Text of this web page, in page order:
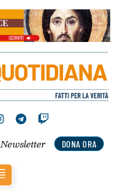
DONA ORA
Newsletter